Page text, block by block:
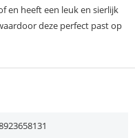
en heeft een leuk en sierlijk
deze perfect past op